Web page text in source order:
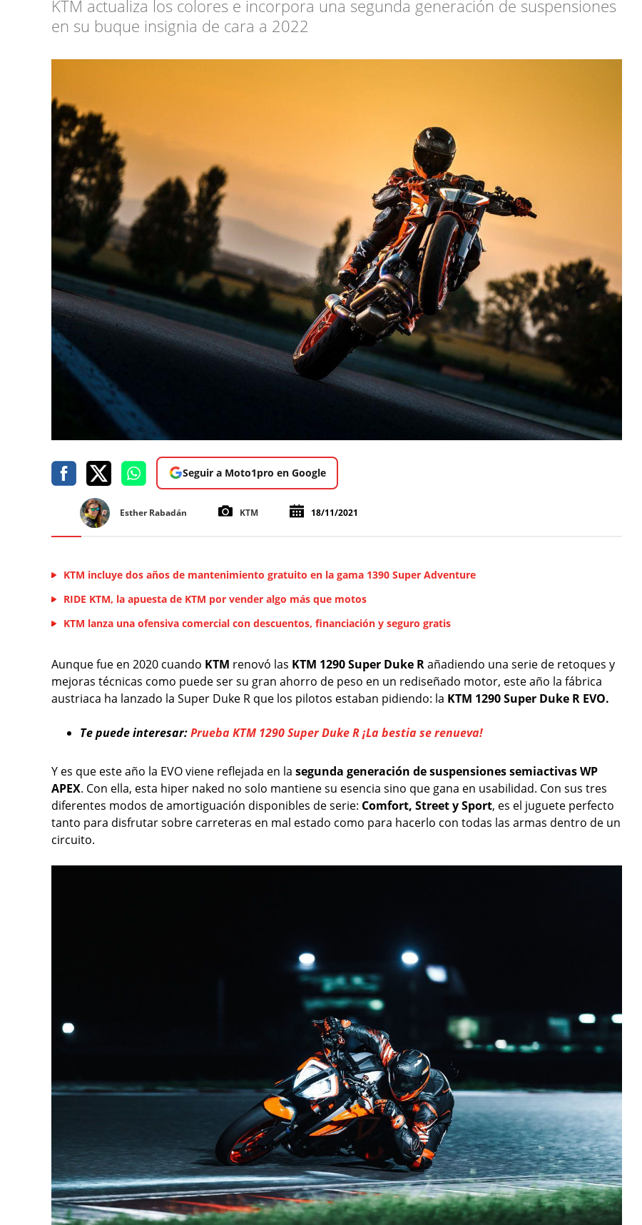
KTM actualiza los colores e incorpora una segunda generación de suspensiones
en su buque insignia de cara a 2022
Seguir a Moto1pro en Google
Esther Rabadán KTM 18/11/2021
KTM incluye dos años de mantenimiento gratuito en la gama 1390 Super Adventure
RIDE KTM, la apuesta de KTM por vender algo más que motos
KTM lanza una ofensiva comercial con descuentos, financiación y seguro gratis
Aunque fue en 2020 cuando KTM renovó las KTM 1290 Super Duke Rañadiendo una serie de retoques y
mejoras técnicas como puede ser su gran ahorro de peso en un rediseñado motor, este año la fábrica
austriaca ha lanzado la Super Duke R que los pilotos estaban pidiendo: la KTM 1290 Super Duke R EVO.
Te puede interesar:Prueba KTM 1290 Super Duke R ¡La bestia se renueva!
Y es que este año la EVO viene reflejada en la segunda generación de suspensiones semiactivas WP
APEX. Con ella, esta hiper naked no solo mantiene su esencia sino que gana en usabilidad. Con sus tres
diferentes modos de amortiguación disponibles de serie: Comfort, Street y Sport, es el juguete perfecto
tanto para disfrutar sobre carreteras en mal estado como para hacerlo con todas las armas dentro de un
circuito.